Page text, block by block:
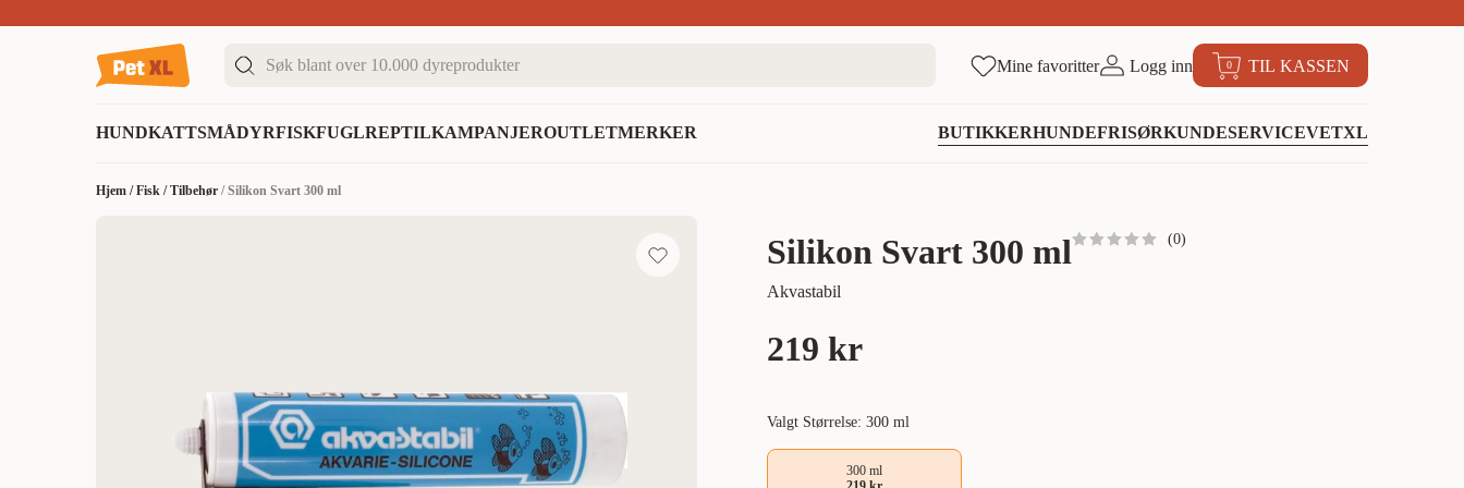
Mine favoritter Logg inn 0 TIL KASSEN
HUNDKATTSMÅDYRFISKFUGLREPTILKAMPANJEROUTLETMERKER BUTIKKERHUNDEFRISØRKUNDESERVICEVETXL
Hjem /Fisk /Tilbehør /Silikon Svart 300 ml
Silikon Svart 300 ml
Akvastabil
(0)
219 kr
Valgt Størrelse: 300 ml
300 ml